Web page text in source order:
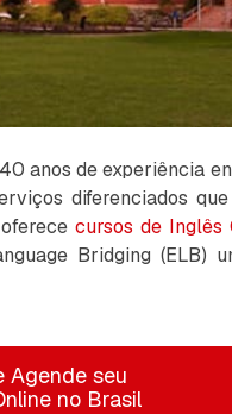
anos de experiência
diferenciados
cursos de Inglês
Bridging (ELB)
Agende seu
no Brasil